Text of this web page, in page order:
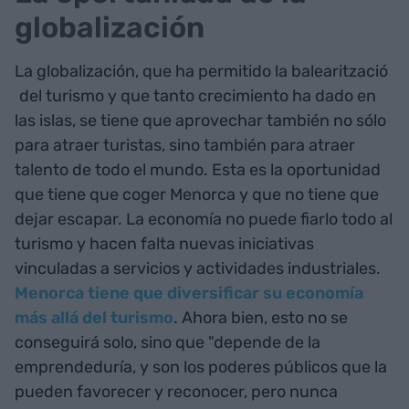
globalización
La globalización, que ha permitido la balearització
del turismo y que tanto crecimiento ha dado en
las islas, se tiene que aprovechar también no sólo
para atraer turistas, sino también para atraer
talento de todo el mundo. Esta es la oportunidad
que tiene que coger Menorca y que no tiene que
dejar escapar. La economía no puede fiarlo todo al
turismo y hacen falta nuevas iniciativas
vinculadas a servicios y actividades industriales.
Menorca tiene que diversificar su economía
más allá del turismo. Ahora bien, esto no se
conseguirá solo, sino que "depende de la
emprendeduría, y son los poderes públicos que la
pueden favorecer y reconocer, pero nunca